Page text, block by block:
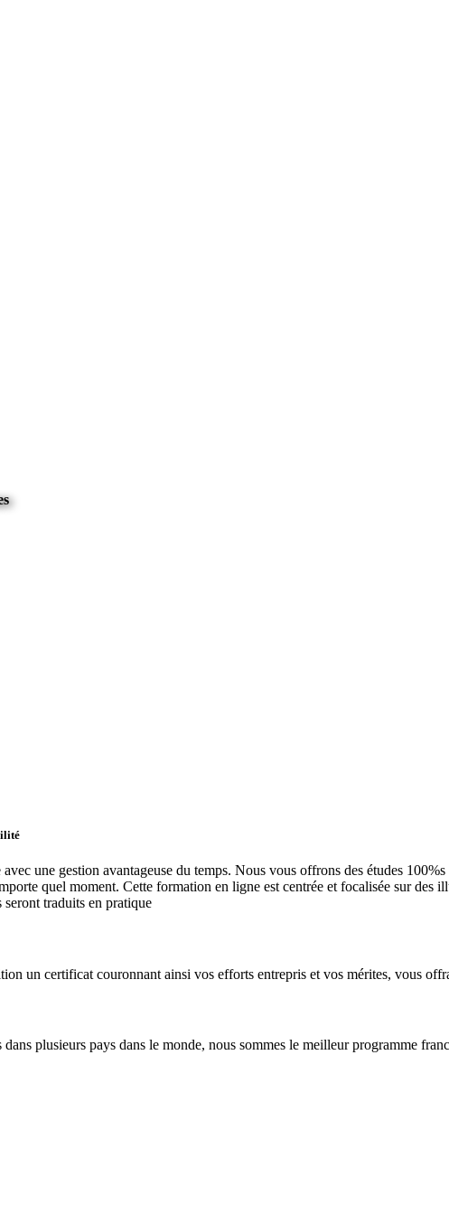
une gestion avantageuse du temps. Nous vous offrons des études
quel moment. Cette formation en ligne est centrée et focalisée sur des
seront traduits en pratique
un certificat couronnant ainsi vos efforts entrepris et vos mérites, vous
plusieurs pays dans le monde, nous sommes le meilleur programme